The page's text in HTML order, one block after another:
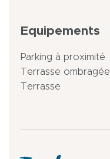
Equipements
Parking à proximité
Terrasse ombragée
Terrasse